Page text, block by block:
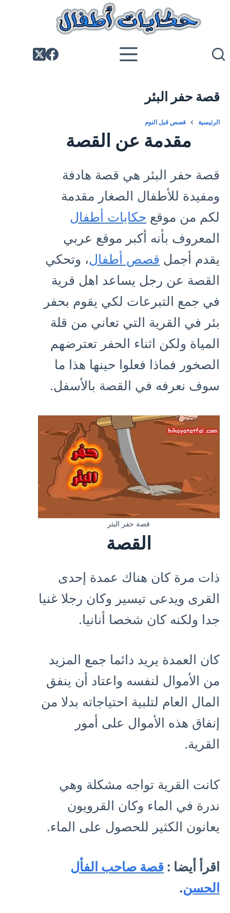
المحتوى
قصة حفر البئر
الرئيسية قصص قبل النوم
مقدمة عن القصة
قصة حفر البئر هي قصة هادفة
ومفيدة للأطفال الصغار مقدمة
لكم من موقع حكايات أطفال
المعروف بأنه أكبر موقع عربي
يقدم أجمل قصص أطفال، وتحكي
القصة عن رجل يساعد اهل قرية
في جمع التبرعات لكي يقوم بحفر
بئر في القرية التي تعاني من قلة
المياة ولكن اثناء الحفر تعترضهم
الصخور فماذا فعلوا حينها هذا ما
سوف نعرفه في القصة بالأسفل.
قصة حفر البئر
القصة
ذات مرة كان هناك عمدة إحدى
القرى ويدعى تيسير وكان رجلا غنيا
جدا ولكنه كان شخصا أنانيا.
كان العمدة يريد دائما جمع المزيد
من الأموال لنفسه واعتاد أن ينفق
المال العام لتلبية احتياجاته بدلا من
إنفاق هذه الأموال على أمور
القرية.
كانت القرية تواجه مشكلة وهي
ندرة في الماء وكان القرويون
يعانون الكثير للحصول على الماء.
اقرأ أيضا : قصة صاحب الفأل
الحسن.